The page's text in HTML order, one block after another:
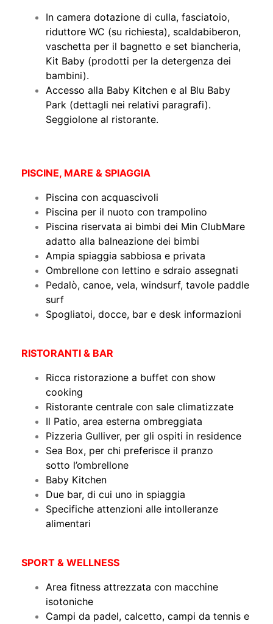
In camera dotazione di culla, fasciatoio,
riduttore WC (su richiesta), scaldabiberon,
vaschetta per il bagnetto e set biancheria,
Kit Baby (prodotti per la detergenza dei
bambini).
Accesso alla Baby Kitchen e al Blu Baby
Park (dettagli nei relativi paragrafi).
Seggiolone al ristorante.
PISCINE, MARE & SPIAGGIA
Piscina con acquascivoli
Piscina per il nuoto con trampolino
Piscina riservata ai bimbi dei Min ClubMare
adatto alla balneazione dei bimbi
Ampia spiaggia sabbiosa e privata
Ombrellone con lettino e sdraio assegnati
Pedalò, canoe, vela, windsurf, tavole paddle
surf
Spogliatoi, docce, bar e desk informazioni
RISTORANTI & BAR
Ricca ristorazione a buffet con show
cooking
Ristorante centrale con sale climatizzate
Il Patio, area esterna ombreggiata
Pizzeria Gulliver, per gli ospiti in residence
Sea Box, per chi preferisce il pranzo
sotto l’ombrellone
Baby Kitchen
Due bar, di cui uno in spiaggia
Specifiche attenzioni alle intolleranze
alimentari
SPORT & WELLNESS
Area fitness attrezzata con macchine
isotoniche
Campi da padel, calcetto, campi da tennis e